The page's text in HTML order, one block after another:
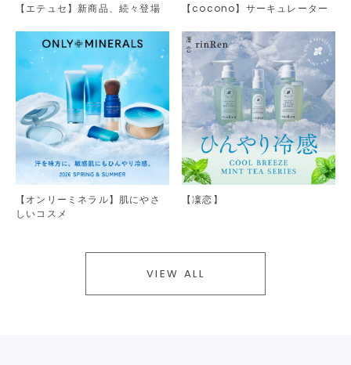
【エテュセ】新商品、続々登場 【cocono】サーキュレーター
【オンリーミネラル】肌にやさ
しいコスメ
【凜恋】
VIEW ALL